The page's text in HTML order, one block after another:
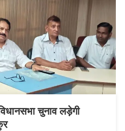
चुनाव लड़ेगी